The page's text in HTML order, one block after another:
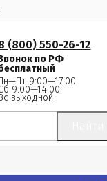
(800) 550-26-12
по РФ
9:00—17:00
9:00—14:00
выходной